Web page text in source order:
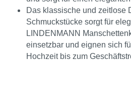
Das klassische und zeitlose
Schmuckstücke sorgt für
LINDENMANN
einsetzbar und eignen sich
Hochzeit bis zum